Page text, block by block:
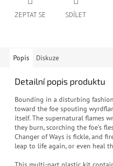
ZEPTAT SE SDÍLET
Popis Diskuze
Detailní popis produktu
Bounding in a disturbing
toward the foe spouting
itself. The supernatural flames
they burn, scorching the foe’s
Changer of Ways is fickle, and
leap to life again, or even heal